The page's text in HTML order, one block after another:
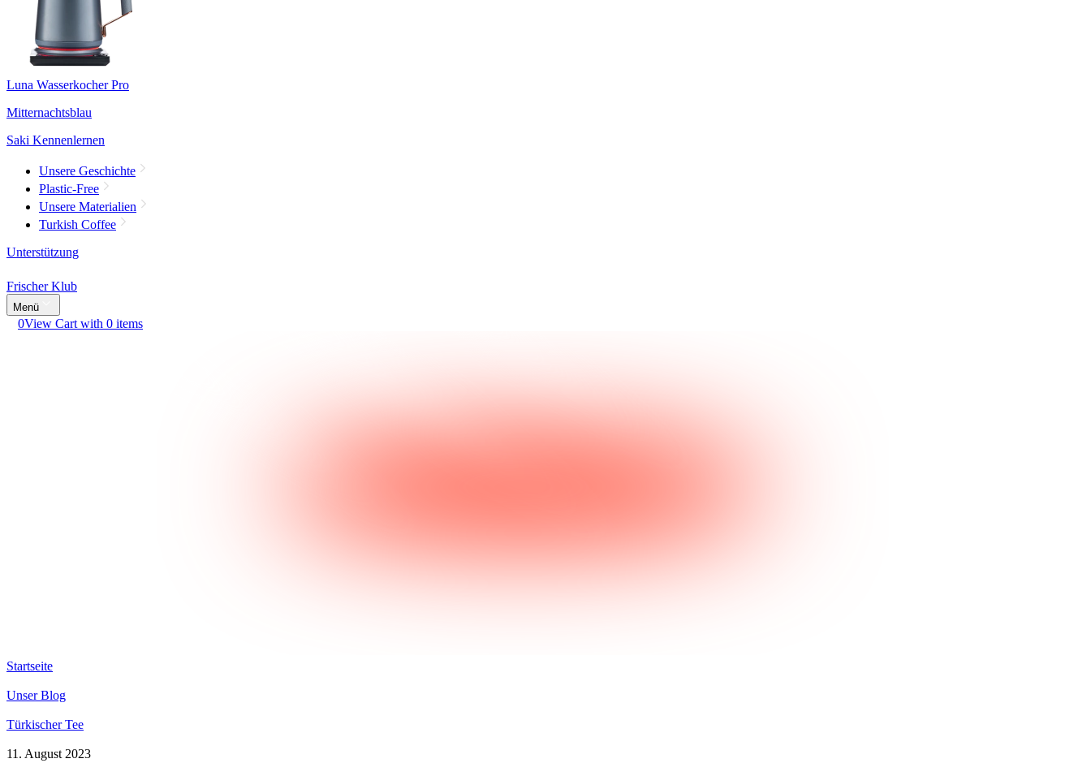
Luna Wasserkocher Pro
Mitternachtsblau
Saki Kennenlernen
Unsere Geschichte
Plastic-Free
Unsere Materialien
Turkish Coffee
Unterstützung
Frischer Klub
Menü
0View Cart with 0 items
Startseite
Unser Blog
Türkischer Tee
11. August 2023